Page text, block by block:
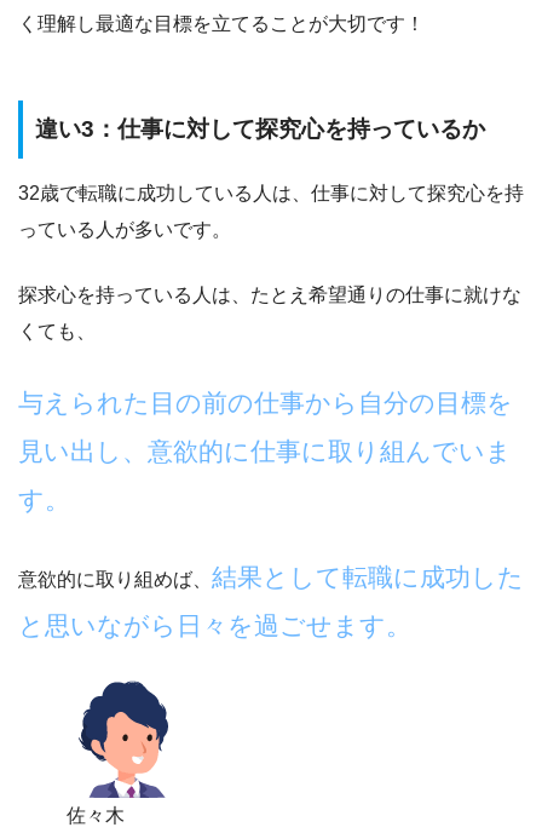
く理解し最適な目標を立てることが大切です！
違い3：仕事に対して探究心を持っているか
32歳で転職に成功している人は、仕事に対して探究心を持
っている人が多いです。
探求心を持っている人は、たとえ希望通りの仕事に就けな
くても、
与えられた目の前の仕事から自分の目標を
見い出し、意欲的に仕事に取り組んでいま
す。
意欲的に取り組めば、 結果として転職に成功した
と思いながら日々を過ごせます。
佐々木